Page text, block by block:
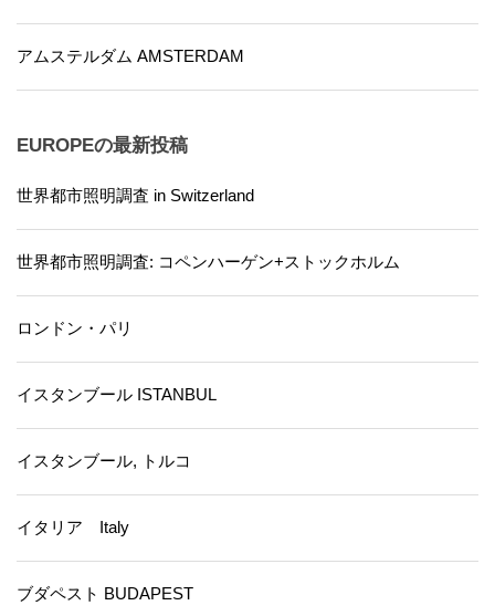
アムステルダム AMSTERDAM
EUROPEの最新投稿
世界都市照明調査 in Switzerland
世界都市照明調査: コペンハーゲン+ストックホルム
ロンドン・パリ
イスタンブール ISTANBUL
イスタンブール, トルコ
イタリア Italy
ブダペスト BUDAPEST